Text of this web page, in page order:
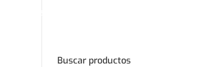
NUESTROS PRODUCTOS
Buscar productos